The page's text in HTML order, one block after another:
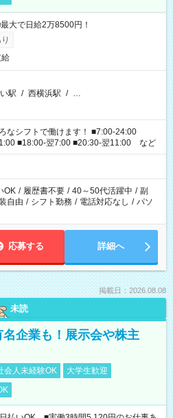
大で日給2万8500円！
駅 / 西横浜駅 / …
なシフトで働けます！ ■7:00-24:00
■18:00-翌7:00 ■20:30-翌11:00 など
OK / 履歴書不要 / 40～50代活躍中 / 副
自由 / シフト勤務 / 電話対応なし / パソ
応募する 詳細へ
掲載日：2026.08.08
未読
企業も！展示会や株主
会人未経験OK
大学生歓迎